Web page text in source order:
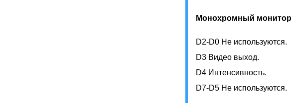
Монохромный монитор
D2-D0 Не используются.
D3 Видео выход.
D4 Интенсивность.
D7-D5 Не используются.